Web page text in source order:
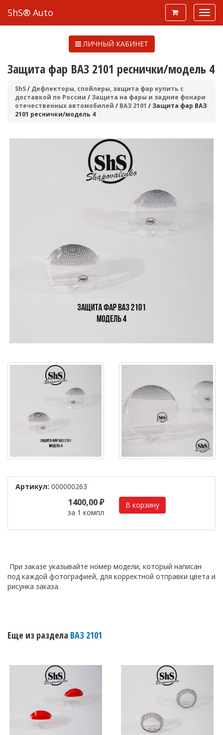
ShS® Auto
ЛИЧНЫЙ КАБИНЕТ
Защита фар ВАЗ 2101 реснички/модель 4
ShS/ Дефлекторы, спойлеры, защита фар купить с
доставкой по России / Защита на фары и задние фонари
отечественных автомобилей / ВАЗ 2101 / Защита фар ВАЗ
2101 реснички/модель 4
Артикул: 000000263
1400,00 ₽
за 1 компл
При заказе указывайте номер модели, который написан
под каждой фотографией, для корректной отправки цвета и
рисунка заказа.
Еще из раздела ВАЗ 2101